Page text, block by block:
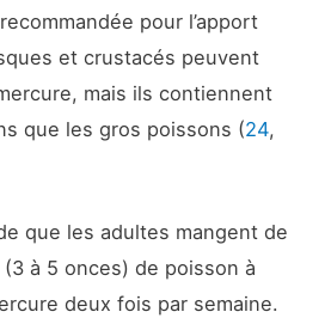
pour l’apport
et crustacés peuvent
mais ils contiennent
que les gros poissons (24,
que les adultes mangent de
à 5 onces) de poisson à
deux fois par semaine.